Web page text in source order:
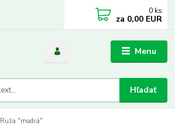
Menu
Hľadať
0 ks
za 0,00 EUR
Ruža "modrá"